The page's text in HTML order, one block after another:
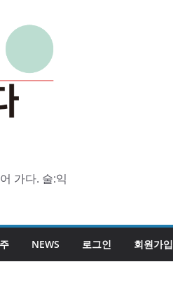
가다. 술:익
NEWS 로그인 회원가입